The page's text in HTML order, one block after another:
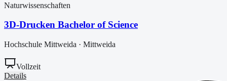
Naturwissenschaften
3D-Drucken Bachelor of Science
Hochschule Mittweida · Mittweida
Vollzeit
Details